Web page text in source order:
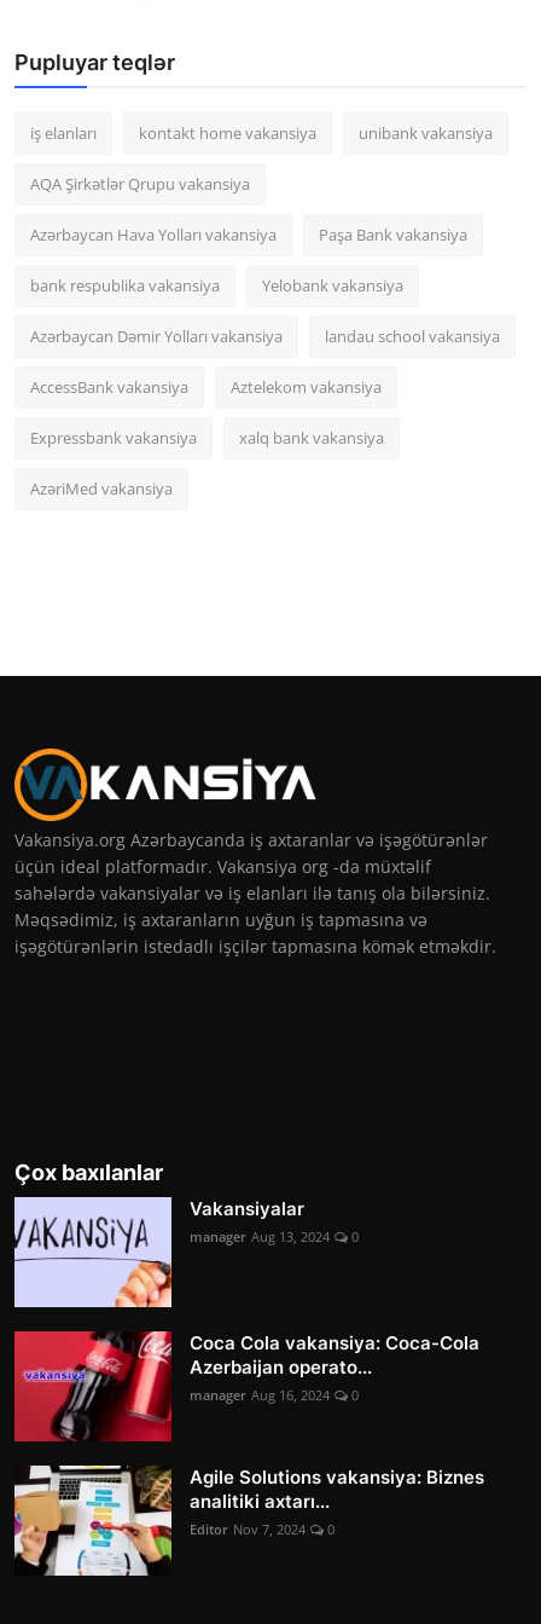
Pupluyar teqlər
iş elanları kontakt home vakansiya unibank vakansiya
AQA Şirkətlər Qrupu vakansiya
Azərbaycan Hava Yolları vakansiya Paşa Bank vakansiya
bank respublika vakansiya Yelobank vakansiya
Azərbaycan Dəmir Yolları vakansiya landau school vakansiya
AccessBank vakansiya Aztelekom vakansiya
Expressbank vakansiya xalq bank vakansiya
AzəriMed vakansiya
Vakansiya.org Azərbaycanda iş axtaranlar və işəgötürənlər
üçün ideal platformadır. Vakansiya org -da müxtəlif
sahələrdə vakansiyalar və iş elanları ilə tanış ola bilərsiniz.
Məqsədimiz, iş axtaranların uyğun iş tapmasına və
işəgötürənlərin istedadlı işçilər tapmasına kömək etməkdir.
Çox baxılanlar
Vakansiyalar
manager Aug 13, 2024 0
Coca Cola vakansiya: Coca-Cola
Azerbaijan operato...
manager Aug 16, 2024 0
Agile Solutions vakansiya: Biznes
analitiki axtarı...
Editor Nov 7, 2024 0